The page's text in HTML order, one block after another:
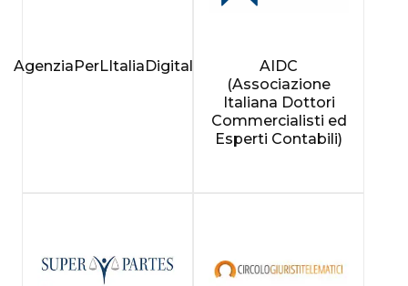
AgenziaPerLItaliaDigitale
AIDC
(Associazione
Italiana Dottori
Commercialisti ed
Esperti Contabili)